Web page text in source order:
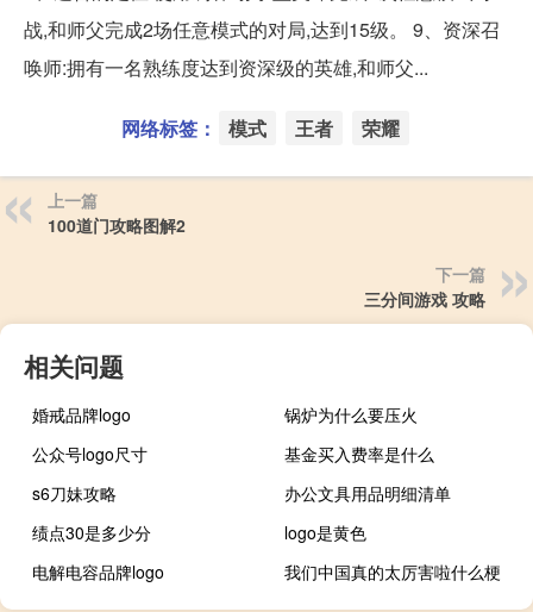
战,和师父完成2场任意模式的对局,达到15级。 9、资深召
唤师:拥有一名熟练度达到资深级的英雄,和师父...
网络标签： 模式 王者 荣耀
上一篇
100道门攻略图解2
下一篇
三分间游戏 攻略
相关问题
婚戒品牌logo
锅炉为什么要压火
公众号logo尺寸
基金买入费率是什么
s6刀妹攻略
办公文具用品明细清单
绩点30是多少分
logo是黄色
电解电容品牌logo
我们中国真的太厉害啦什么梗